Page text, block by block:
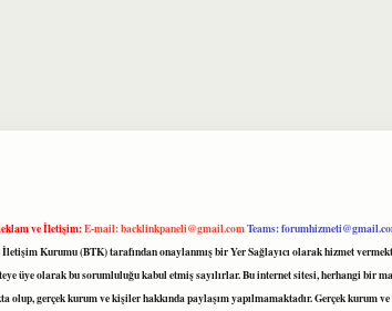
ve İletişim:E-mail:backlinkpaneli@gmail.comTeams:
Kurumu (BTK) tarafından onaylanmış bir Yer Sağlayıcı olarak hizmet
üye olarak bu sorumluluğu kabul etmiş sayılırlar. Bu internet sitesi, herhangi bir
gerçek kurum ve kişiler hakkında paylaşım yapılmamaktadır. Gerçek